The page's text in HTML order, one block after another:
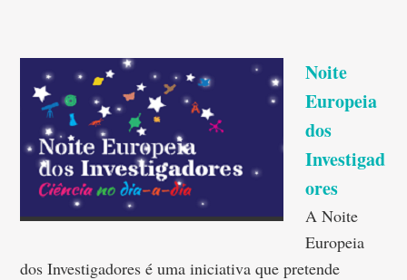
Noite
Europeia
dos
Investigad
ores
A Noite
Europeia
dos Investigadores é uma iniciativa que pretende